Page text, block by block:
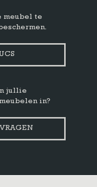
meubel te
jullie
in?